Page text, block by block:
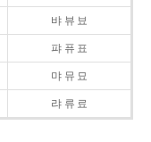
뱌 뷰 뵤
퍄 퓨 표
먀 뮤 묘
랴 류 료